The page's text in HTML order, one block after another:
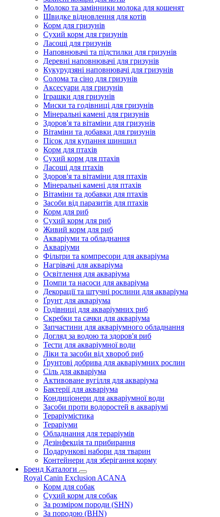
Молоко та замінники молока для кошенят
Швидке відновлення для котів
Корм для гризунів
Сухий корм для гризунів
Ласощі для гризунів
Наповнювачі та підстилки для гризунів
Деревні наповнювачі для гризунів
Кукурудзяні наповнювачі для гризунів
Солома та сіно для гризунів
Аксесуари для гризунів
Іграшки для гризунів
Миски та годівниці для гризунів
Мінеральні камені для гризунів
Здоров'я та вітаміни для гризунів
Вітаміни та добавки для гризунів
Пісок для купання шиншил
Корм для птахів
Сухий корм для птахів
Ласощі для птахів
Здоров'я та вітаміни для птахів
Мінеральні камені для птахів
Вітаміни та добавки для птахів
Засоби від паразитів для птахів
Корм для риб
Сухий корм для риб
Живий корм для риб
Акваріуми та обладнання
Акваріуми
Фільтри та компресори для акваріума
Нагрівачі для акваріума
Освітлення для акваріума
Помпи та насоси для акваріума
Декорації та штучні рослини для акваріума
Ґрунт для акваріума
Годівниці для акваріумних риб
Скребки та сачки для акваріума
Запчастини для акваріумного обладнання
Догляд за водою та здоров'я риб
Тести для акваріумної води
Ліки та засоби від хвороб риб
Ґрунтові добрива для акваріумних рослин
Сіль для акваріума
Активоване вугілля для акваріума
Бактерії для акваріума
Кондиціонери для акваріумної води
Засоби проти водоростей в акваріумі
Тераріумістика
Тераріуми
Обладнання для тераріумів
Дезінфекція та прибирання
Подарункові набори для тварин
Контейнери для зберігання корму
Бренд Каталоги
Royal Canin Exclusion ACANA
Корм для собак
Сухий корм для собак
За розміром породи (SHN)
За породою (BHN)